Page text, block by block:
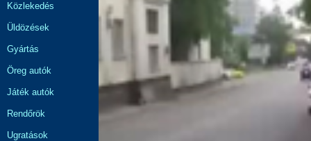
Közlekedés
Üldözések
Gyártás
Öreg autók
Játék autók
Rendőrök
Ugratások